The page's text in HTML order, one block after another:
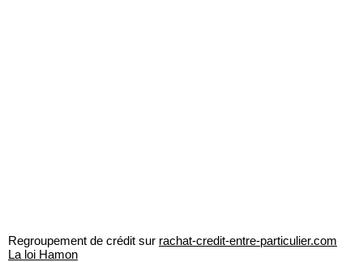
Regroupement de crédit sur rachat-credit-entre-particulier.com
La loi Hamon